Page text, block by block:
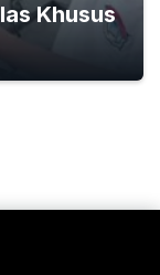
Khusus